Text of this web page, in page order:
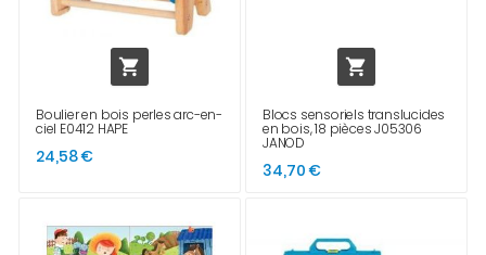

Boulier en bois perles arc-en-
ciel E0412 HAPE
24,58 €

Blocs sensoriels translucides
en bois, 18 pièces J05306
JANOD
34,70 €